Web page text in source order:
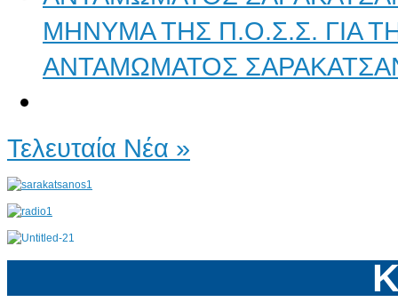
ΜΗΝΥΜΑ ΤΗΣ Π.Ο.Σ.Σ. ΓΙΑ
ΑΝΤΑΜΩΜΑΤΟΣ
Τελευταία Νέα »